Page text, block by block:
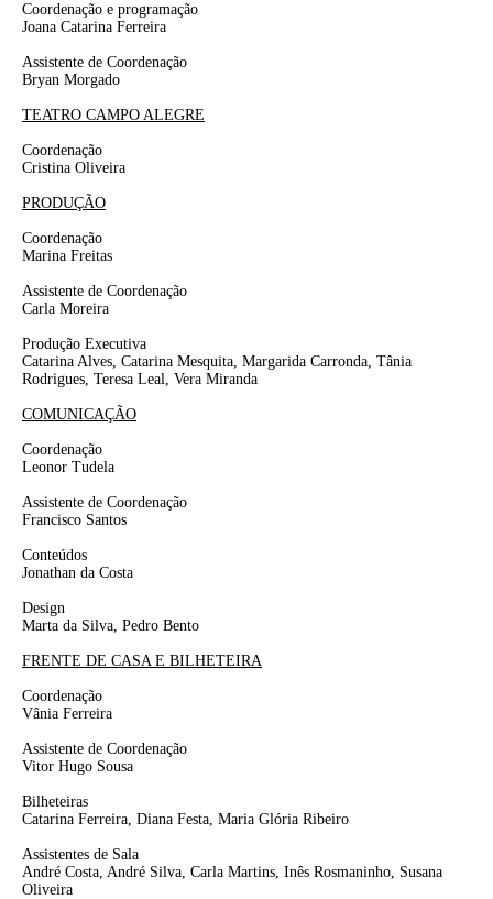
Coordenação e programação
Joana Catarina Ferreira
Assistente de Coordenação
Bryan Morgado
TEATRO CAMPO ALEGRE
Coordenação
Cristina Oliveira
PRODUÇÃO
Coordenação
Marina Freitas
Assistente de Coordenação
Carla Moreira
Produção Executiva
Catarina Alves, Catarina Mesquita, Margarida Carronda, Tânia
Rodrigues, Teresa Leal, Vera Miranda
COMUNICAÇÃO
Coordenação
Leonor Tudela
Assistente de Coordenação
Francisco Santos
Conteúdos
Jonathan da Costa
Design
Marta da Silva, Pedro Bento
FRENTE DE CASA E BILHETEIRA
Coordenação
Vânia Ferreira
Assistente de Coordenação
Vitor Hugo Sousa
Bilheteiras
Catarina Ferreira, Diana Festa, Maria Glória Ribeiro
Assistentes de Sala
André Costa, André Silva, Carla Martins, Inês Rosmaninho, Susana
Oliveira